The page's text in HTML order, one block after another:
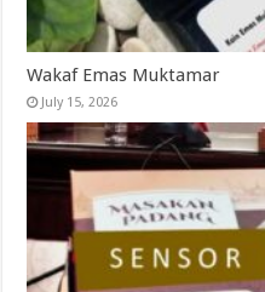
Wakaf Emas Muktamar
July 15, 2026